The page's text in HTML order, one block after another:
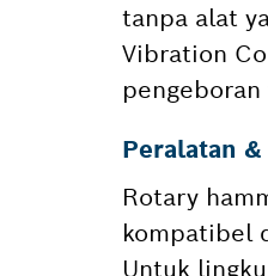
tanpa alat
Vibration
Peralatan
Rotary
kompatibel
Untuk